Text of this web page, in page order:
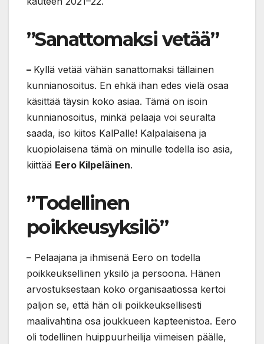
”Sanattomaksi vetää”
– Kyllä vetää vähän sanattomaksi tällainen
kunnianosoitus. En ehkä ihan edes vielä osaa
käsittää täysin koko asiaa. Tämä on isoin
kunnianosoitus, minkä pelaaja voi seuralta
saada, iso kiitos KalPalle! Kalpalaisena ja
kuopiolaisena tämä on minulle todella iso asia,
kiittää Eero Kilpeläinen.
”Todellinen
poikkeusyksilö”
– Pelaajana ja ihmisenä Eero on todella
poikkeuksellinen yksilö ja persoona. Hänen
arvostuksestaan koko organisaatiossa kertoi
paljon se, että hän oli poikkeuksellisesti
maalivahtina osa joukkueen kapteenistoa. Eero
oli todellinen huippuurheilija viimeisen päälle,